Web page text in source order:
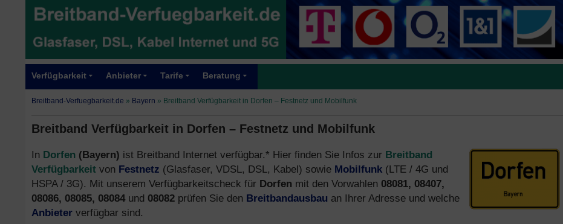
Verfügbarkeit Anbieter Tarife Beratung
Breitband-Verfuegbarkeit.de » Bayern » Breitband Verfügbarkeit in Dorfen – Festnetz und Mobilfunk
Breitband Verfügbarkeit in Dorfen – Festnetz und Mobilfunk
In Dorfen (Bayern) ist Breitband Internet verfügbar.* Hier finden Sie Infos zur Breitband
Verfügbarkeit von Festnetz (Glasfaser, VDSL, DSL, Kabel) sowie Mobilfunk (LTE / 4G und
HSPA / 3G). Mit unserem Verfügbarkeitscheck für Dorfen mit den Vorwahlen 08081, 08407,
08086, 08085, 08084 und 08082 prüfen Sie den Breitbandausbau an Ihrer Adresse und welche
Anbieter verfügbar sind.